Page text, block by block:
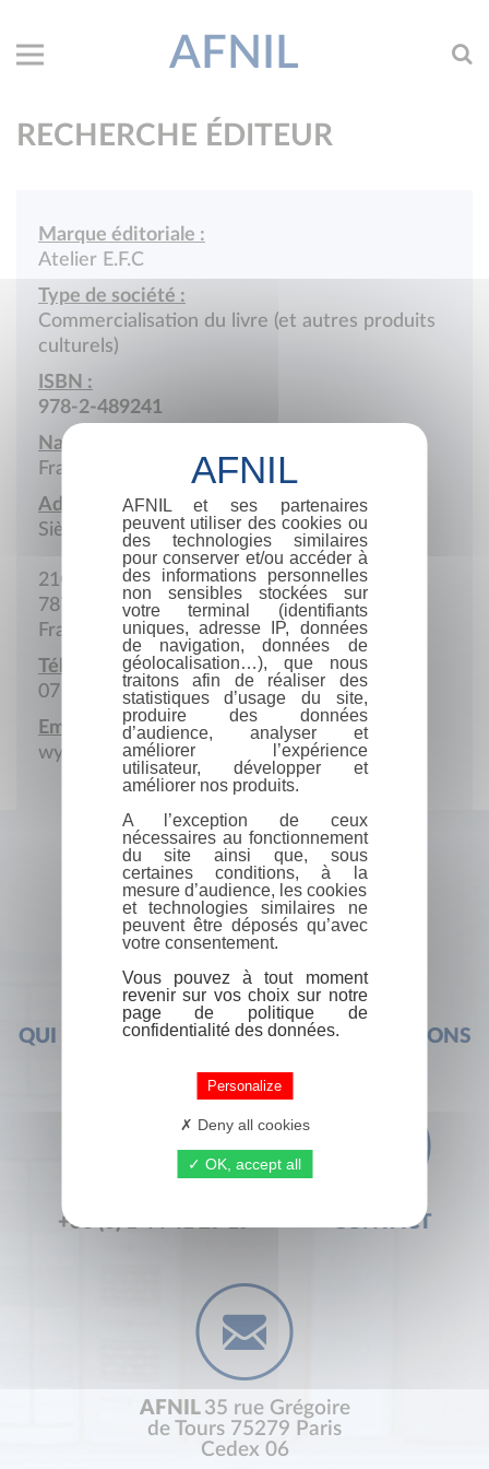
AFNIL
RECHERCHE ÉDITEUR
Marque éditoriale :
Atelier E.F.C
Type de société :
Commercialisation du livre (et autres produits
culturels)
ISBN :
978-2-489241
Nationalité :
France
Adresse :
Siège social
21Q Rue Victor Hugo
78700 Conflans-Sainte-Honorine
France
Téléphone portable :
07 67 35 76 00
Email :
wyx8.fr@gmail.com
QUI SOMMES-NOUS ? FOIRE AUX QUESTIONS
+33 (0) 1 44 41 29 19 CONTACT
AFNIL 35 rue Grégoire
de Tours 75279 Paris
Cedex 06
AFNIL et ses partenaires
peuvent utiliser des cookies ou
des technologies similaires
pour conserver et/ou accéder à
des informations personnelles
non sensibles stockées sur
votre terminal (identifiants
uniques, adresse IP, données
de navigation, données de
géolocalisation…), que nous
traitons afin de réaliser des
statistiques d’usage du site,
produire des données
d’audience, analyser et
améliorer l’expérience
utilisateur, développer et
améliorer nos produits.
A l’exception de ceux
nécessaires au fonctionnement
du site ainsi que, sous
certaines conditions, à la
mesure d’audience, les cookies
et technologies similaires ne
peuvent être déposés qu’avec
votre consentement.
Vous pouvez à tout moment
revenir sur vos choix sur notre
page de politique de
confidentialité des données.
Personalize
Deny all cookies
OK, accept all